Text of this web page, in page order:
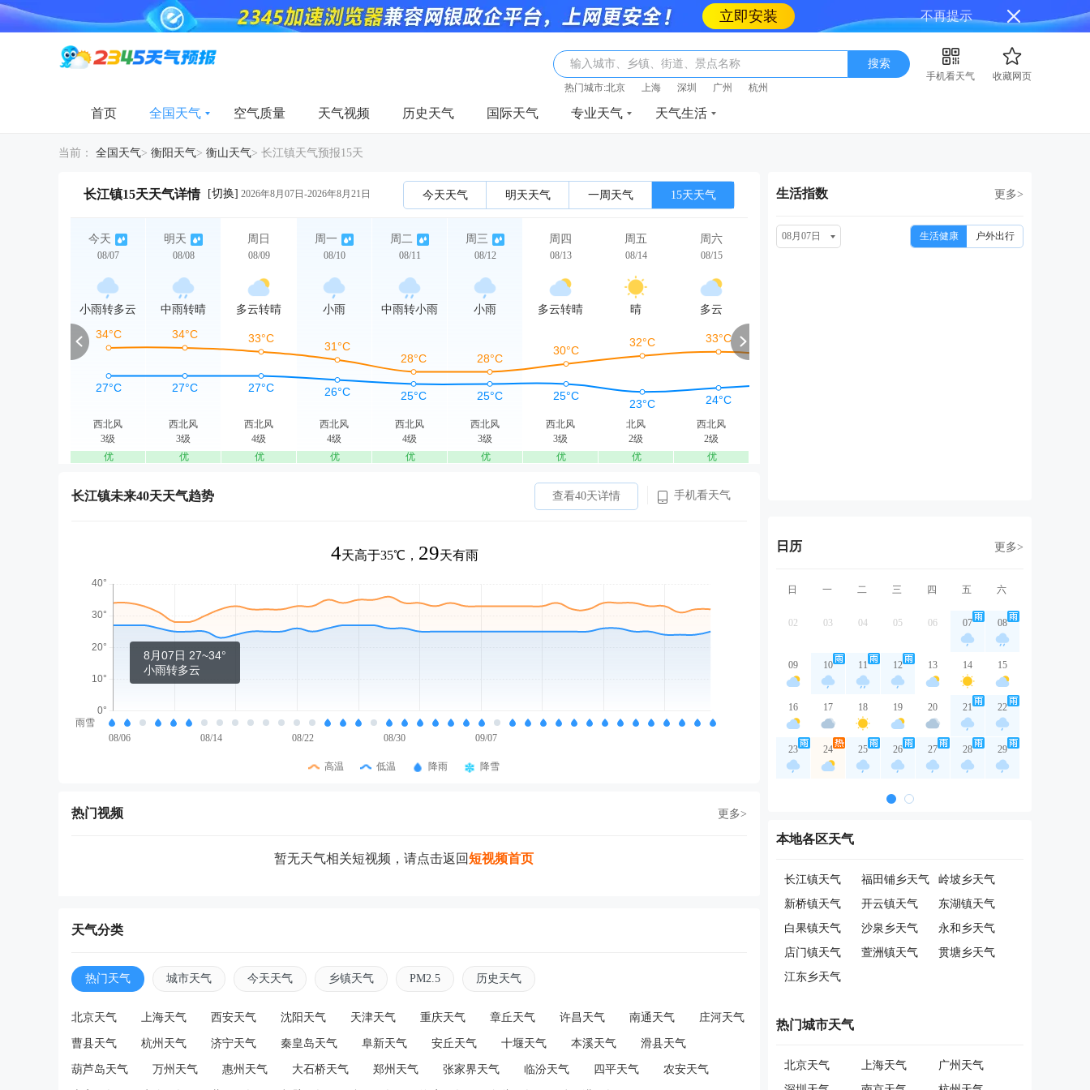
立即安装 不再提示
输入城市、乡镇、街道、景点名称 搜索
手机看天气
收藏网页
热门城市:北京 上海 深圳 广州 杭州
首页 全国天气 空气质量 天气视频 历史天气 国际天气 专业天气 天气生活
当前： 全国天气> 衡阳天气> 衡山天气> 长江镇天气预报15天
长江镇15天天气详情 [切换] 2026年8月07日-2026年8月21日 今天天气 明天天气 一周天气 15天天气
今天
08/07
小雨转多云
西北风
3级
优
明天
08/08
中雨转晴
西北风
3级
优
周日
08/09
多云转晴
西北风
4级
优
周一
08/10
小雨
西北风
4级
优
周二
08/11
中雨转小雨
西北风
4级
优
周三
08/12
小雨
西北风
3级
优
周四
08/13
多云转晴
西北风
3级
优
周五
08/14
晴
北风
2级
优
周六
08/15
多云
西北风
2级
优
周日 周二 周三
长江镇未来40天天气趋势 查看40天详情 手机看天气
4天高于35℃， 29天有雨
8月07日 27~34°
小雨转多云
雨雪
08/06
08/14 08/22 08/30 09/07
高温 低温 降雨 降雪
热门视频 更多>
暂无天气相关短视频，请点击返回短视频首页
天气分类
热门天气 城市天气 今天天气 乡镇天气 PM2.5 历史天气
北京天气 上海天气 西安天气 沈阳天气 天津天气 重庆天气 章丘天气 许昌天气 南通天气 庄河天气
曹县天气 杭州天气 济宁天气 秦皇岛天气 阜新天气 安丘天气 十堰天气 本溪天气 滑县天气
葫芦岛天气 万州天气 惠州天气 大石桥天气 郑州天气 张家界天气 临汾天气 四平天气 农安天气
生活指数 更多>
08月07日 生活健康 户外出行
日历 更多>
日 一 二 三 四 五 六
02 03 04 05 06 07 08
09 10 11 12 13 14 15
16 17 18 19 20 21 22
23 24 25 26 27 28 29
本地各区天气
长江镇天气 福田铺乡天气
岭坡乡天气
新桥镇天气
开云镇天气
东湖镇天气
白果镇天气
沙泉乡天气
永和乡天气
店门镇天气
萱洲镇天气
贯塘乡天气
江东乡天气
热门城市天气
北京天气 上海天气
广州天气